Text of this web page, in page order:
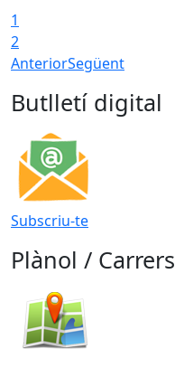
1
2
AnteriorSegüent
Butlletí digital
Subscriu-te
Plànol / Carrers